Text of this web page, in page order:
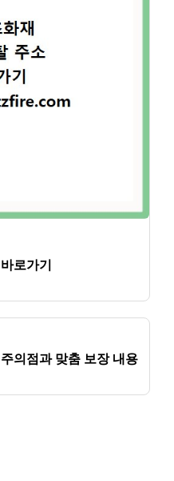
로가기
의점과 맞춤 보장 내용